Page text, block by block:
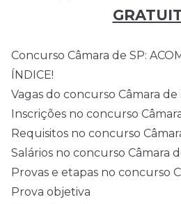
Concurso Câmara de SP:
ÍNDICE!
Vagas do concurso Câmara de
Inscrições no concurso
Requisitos no concurso
Salários no concurso Câmara
Provas e etapas no concurso
Prova objetiva